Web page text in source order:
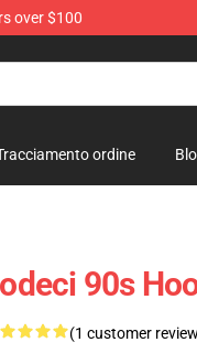
over $100
ordine
90s
(1 customer